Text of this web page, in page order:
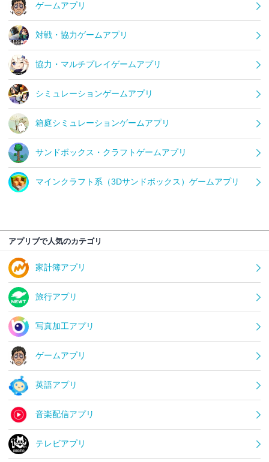
ゲームアプリ
対戦・協力ゲームアプリ
協力・マルチプレイゲームアプリ
シミュレーションゲームアプリ
箱庭シミュレーションゲームアプリ
サンドボックス・クラフトゲームアプリ
マインクラフト系（3Dサンドボックス）ゲームアプリ
アプリブで人気のカテゴリ
家計簿アプリ
旅行アプリ
写真加工アプリ
ゲームアプリ
英語アプリ
音楽配信アプリ
テレビアプリ